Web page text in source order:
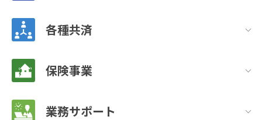
各種共済
保険事業
業務サポート